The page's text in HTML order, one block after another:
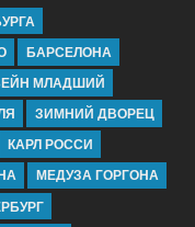
БАРСЕЛОНА
МЛАДШИЙ
ЗИМНИЙ ДВОРЕЦ
КАРЛ РОССИ
МЕДУЗА ГОРГОНА